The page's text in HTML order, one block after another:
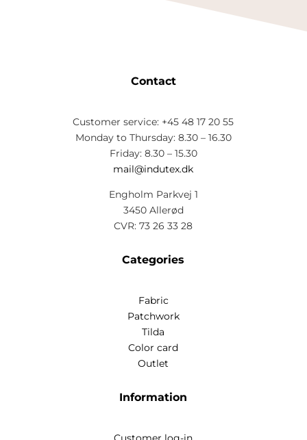
Contact
Customer service: +45 48 17 20 55
Monday to Thursday: 8.30 – 16.30
Friday: 8.30 – 15.30
mail@indutex.dk
Engholm Parkvej 1
3450 Allerød
CVR: 73 26 33 28
Categories
Fabric
Patchwork
Tilda
Color card
Outlet
Information